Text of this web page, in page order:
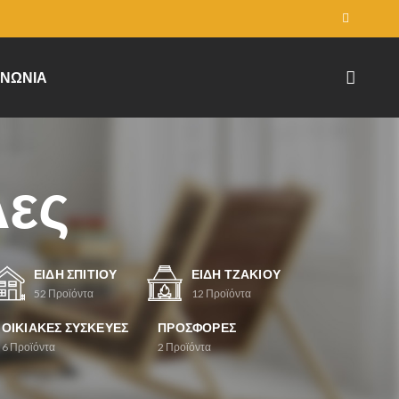
ΕΊΔΗ ΣΠΙΤΙΟΎ
52 Προϊόντα
ΕΊΔΗ ΤΖΑΚΙΟΎ
12 Προϊόντα
ΟΙΚΙΑΚΈΣ ΣΥΣΚΕΥΈΣ
6Προϊόντα
ΠΡΟΣΦΟΡΈΣ
2 Προϊόντα